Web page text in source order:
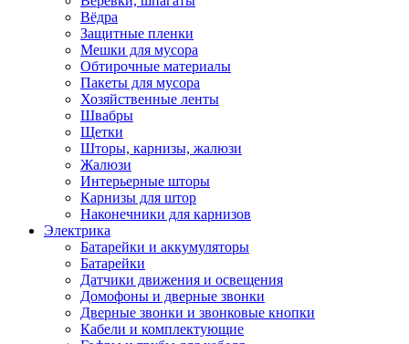
Вёдра
Защитные пленки
Мешки для мусора
Обтирочные материалы
Пакеты для мусора
Хозяйственные ленты
Швабры
Щетки
Шторы, карнизы, жалюзи
Жалюзи
Интерьерные шторы
Карнизы для штор
Наконечники для карнизов
Электрика
Батарейки и аккумуляторы
Батарейки
Датчики движения и освещения
Домофоны и дверные звонки
Дверные звонки и звонковые кнопки
Кабели и комплектующие